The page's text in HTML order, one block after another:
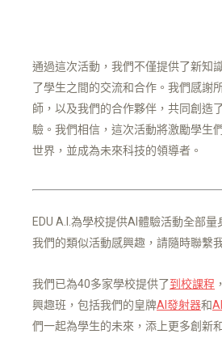
通過這次活動，我們不僅提供了新知
了學生之間的交流和合作。我們感謝
師，以及我們的合作夥伴，共同創造
驗。我們相信，這次活動將激勵學生
世界，並成為未來科技的領導者。
EDU A.I.為學校提供AI體驗活動全部
我們的類似活動感興趣，請隨時聯繫
我們已為40多家學校提供了到校課程
興趣班，包括我們的皇牌AI發射器和
們一起為學生的未來，添上更多創新